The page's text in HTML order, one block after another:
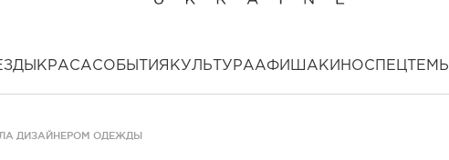
КРАСАСОБЫТИЯ КУЛЬТУРААФИША КИНОСПЕЦТЕМЫ
ДИЗАЙНЕРОМ ОДЕЖДЫ